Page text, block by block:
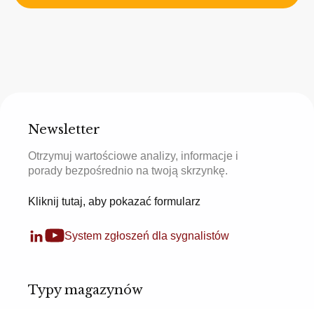
Newsletter
Otrzymuj wartościowe analizy, informacje i
porady bezpośrednio na twoją skrzynkę.
Kliknij tutaj, aby pokazać formularz
System zgłoszeń dla sygnalistów
Typy magazynów